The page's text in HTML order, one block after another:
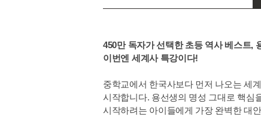
450만 독자가 선택한 초등 역사 베스트,
이번엔 세계사 특강이다!
중학교에서 한국사보다 먼저 나오는 세
시작합니다. 용선생의 명성 그대로 핵심
시작하려는 아이들에게 가장 완벽한 대